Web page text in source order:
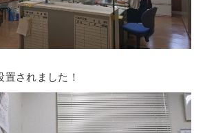
されました！